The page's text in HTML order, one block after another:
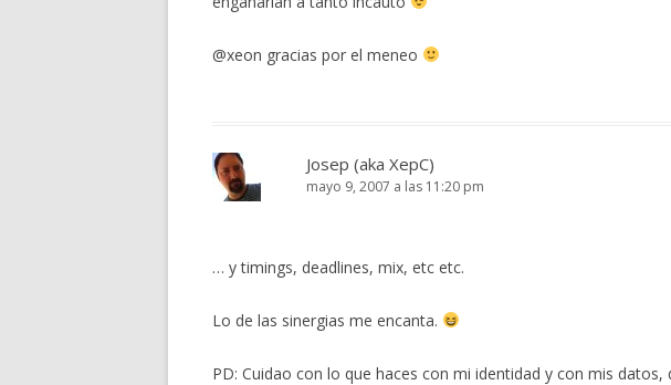
@xeon gracias por el meneo
Josep (aka XepC)
mayo 9, 2007 a las 11:20 pm
… y timings, deadlines, mix, etc etc.
Lo de las sinergias me encanta.
PD: Cuidao con lo que haces con mi identidad y con mis